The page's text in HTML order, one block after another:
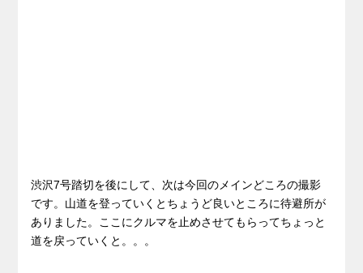
渋沢7号踏切を後にして、次は今回のメインどころの撮影
です。山道を登っていくとちょうど良いところに待避所が
ありました。ここにクルマを止めさせてもらってちょっと
道を戻っていくと。。。